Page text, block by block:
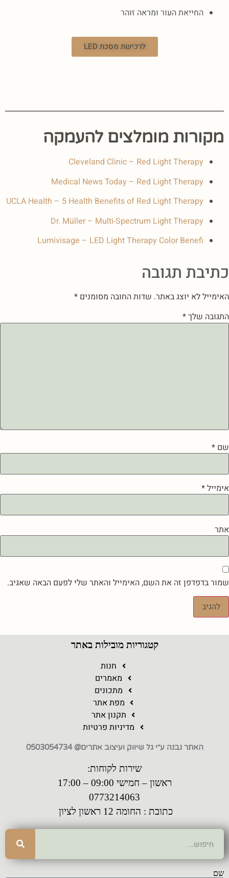
החייאת העור ומראה זוהר
לרכישת מסכת LED
מקורות מומלצים להעמקה
Cleveland Clinic – Red Light Therapy
Medical News Today – Red Light Therapy
UCLA Health – 5 Health Benefits of Red Light Therapy
Dr. Müller – Multi-Spectrum Light Therapy
Lumivisage – LED Light Therapy Color Benefi
כתיבת תגובה
האימייל לא יוצג באתר. שדות החובה מסומנים *
התגובה שלך*
שם *
אימייל*
אתר
שמור בדפדפן זה את השם, האימייל והאתר שלי לפעם הבאה שאגיב.
קטגוריות מובילות באתר
חנות
מאמרים
מתכונים
מפת אתר
תקנון אתר
מדיניות פרטיות
האתר נבנה ע״י גל שיווק ועיצוב אתרים@ 0503054734
שירות לקוחות:
ראשון – חמישי 09:00 – 17:00
0773214063
כתובת : החומה 12 ראשון לציון
שם